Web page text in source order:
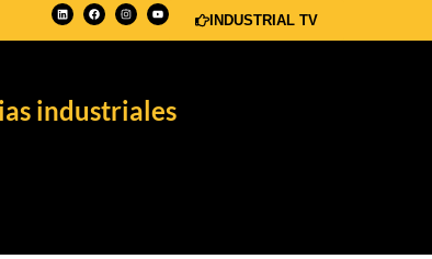
INDUSTRIAL TV
industriales